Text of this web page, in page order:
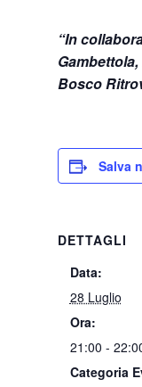
“In
Bosco
Salva
DETTAGLI
Data:
28 Luglio
Ora:
21:00 -
Categoria